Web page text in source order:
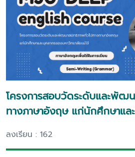
โครงการสอบวัดระดับและพัฒ
ทางภาษาอังฤษ แก่นักศึกษาแล
ลงเรียน : 162